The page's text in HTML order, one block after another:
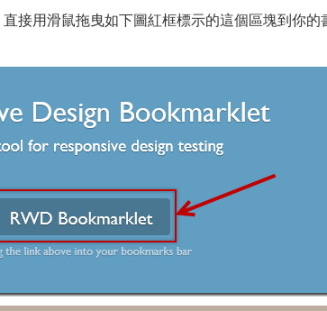
接用滑鼠拖曳如下圖紅框標示的這個區塊到你的